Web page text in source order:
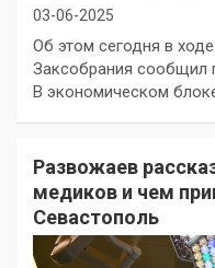
03-06-2025
Об этом сегодня в
Заксобрания сообщил
В экономическом
Развожаев
медиков и чем
Севастополь